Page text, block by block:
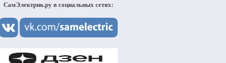
СамЭлектрик.ру в социальных сетях: